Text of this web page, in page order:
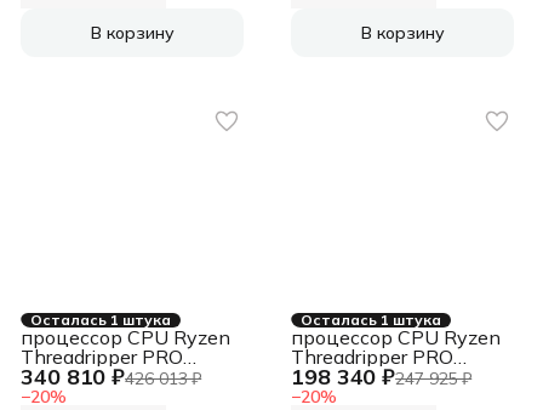
В корзину В корзину
Осталась 1 штука
340 810 ₽426 013 ₽
−20%
процессор CPU Ryzen
Threadripper PRO
9965WX CPU Ryzen
Threadripper PRO
Осталась 1 штука
198 340 ₽247 925 ₽
−20%
процессор CPU Ryzen
Threadripper PRO
9955WX CPU Ryzen
Threadripper PRO